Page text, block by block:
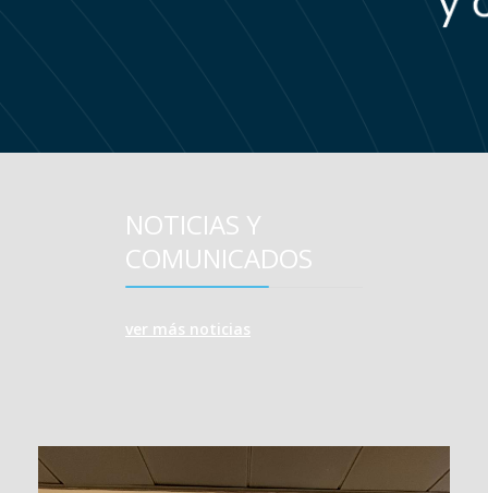
NOTICIAS Y
COMUNICADOS
ver más noticias